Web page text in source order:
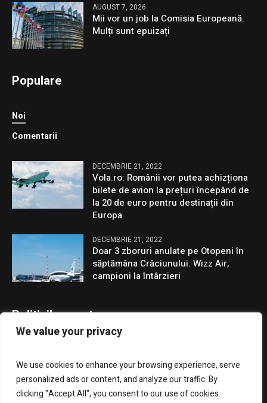
We value your privacy
We use cookies to enhance your browsing experience, serve
personalized ads or content, and analyze our traffic. By
clicking "Accept All", you consent to our use of cookies.
AUGUST 7, 2026
Mii vor un job la Comisia Europeană.
Mulți sunt epuizați
Populare
Noi
Comentarii
DECEMBRIE 21, 2022
Vola.ro: Românii vor putea achizționa
bilete de avion la prețuri începând de
la 20 de euro pentru destinații din
Europa
DECEMBRIE 21, 2022
Doar 3 zboruri anulate pe Otopeni în
săptămâna Crăciunului. Wizz Air,
campioni la întârzieri
Politicile noastre
GDPR